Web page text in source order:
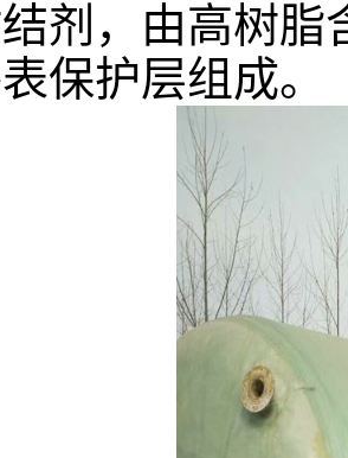
剂，由高树脂
保护层组成。